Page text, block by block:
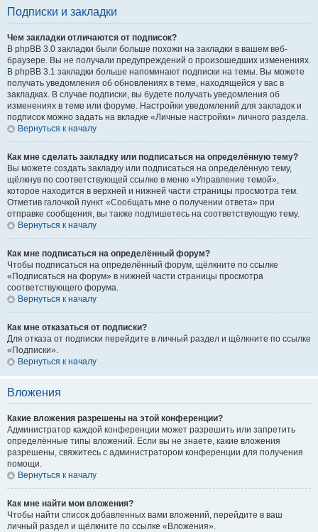
Подписки и закладки
Чем закладки отличаются от подписок?
В phpBB 3.0 закладки были больше похожи на закладки в вашем веб-
браузере. Вы не получали предупреждений о произошедших изменениях.
В phpBB 3.1 закладки больше напоминают подписки на темы. Вы можете
получать уведомления об обновлениях в теме, находящейся у вас в
закладках. В случае подписки, вы будете получать уведомления об
изменениях в теме или форуме. Настройки уведомлений для закладок и
подписок можно задать на вкладке «Личные настройки» личного раздела.
Вернуться к началу
Как мне сделать закладку или подписаться на определённую тему?
Вы можете создать закладку или подписаться на определённую тему,
щёлкнув по соответствующей ссылке в меню «Управление темой»,
которое находится в верхней и нижней части страницы просмотра тем.
Отметив галочкой пункт «Сообщать мне о получении ответа» при
отправке сообщения, вы также подпишетесь на соответствующую тему.
Вернуться к началу
Как мне подписаться на определённый форум?
Чтобы подписаться на определённый форум, щёлкните по ссылке
«Подписаться на форум» в нижней части страницы просмотра
соответствующего форума.
Вернуться к началу
Как мне отказаться от подписки?
Для отказа от подписки перейдите в личный раздел и щёлкните по ссылке
«Подписки».
Вернуться к началу
Вложения
Какие вложения разрешены на этой конференции?
Администратор каждой конференции может разрешить или запретить
определённые типы вложений. Если вы не знаете, какие вложения
разрешены, свяжитесь с администратором конференции для получения
помощи.
Вернуться к началу
Как мне найти мои вложения?
Чтобы найти список добавленных вами вложений, перейдите в ваш
личный раздел и щёлкните по ссылке «Вложения».